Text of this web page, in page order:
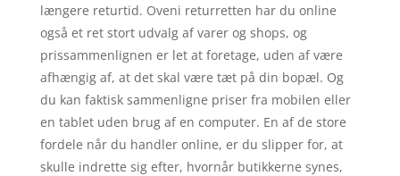
længere returtid. Oveni returretten har du online
også et ret stort udvalg af varer og shops, og
prissammenlignen er let at foretage, uden af være
afhængig af, at det skal være tæt på din bopæl. Og
du kan faktisk sammenligne priser fra mobilen eller
en tablet uden brug af en computer. En af de store
fordele når du handler online, er du slipper for, at
skulle indrette sig efter, hvornår butikkerne synes,